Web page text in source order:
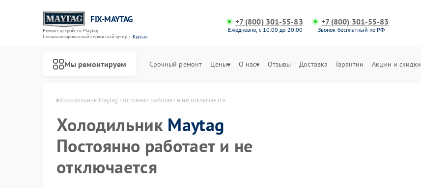
FIX-MAYTAG
Ремонт устройств Maytag
Специализированный cервисный центр г.Курган
+7 (800) 301-55-83
Ежедневно, с 10:00 до 20:00
+7 (800) 301-55-83
Звонок бесплатный по РФ
Мы ремонтируем Срочный ремонт Цены О нас Отзывы Доставка Гарантии Акции и скидки
Maytag в Кургане Холодильник Maytag постоянно работает и не отключается
Холодильник Maytag
Постоянно работает и не
отключается